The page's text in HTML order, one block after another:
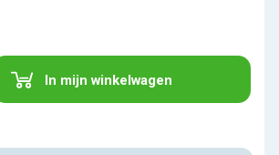
In mijn winkelwagen